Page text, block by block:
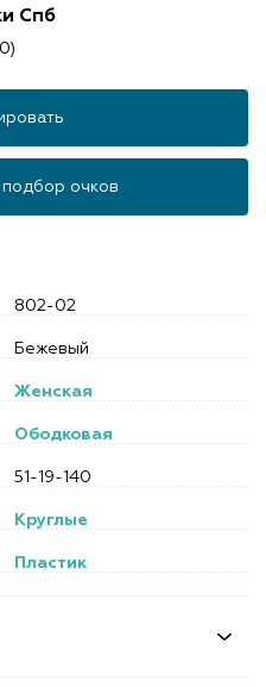
Спб
подбор очков
802-02
Бежевый
Женская
Ободковая
51-19-140
Круглые
Пластик